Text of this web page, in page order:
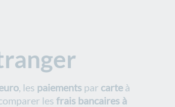
, les paiements par carteà
les frais bancaires à